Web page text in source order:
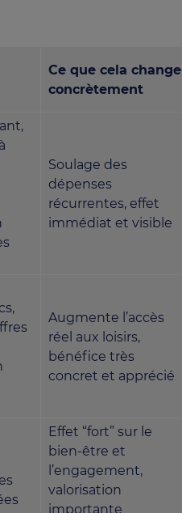
Ce que cela change
concrètement
Soulage des
dépenses
récurrentes, effet
immédiat et visible
Augmente l’accès
réel aux loisirs,
bénéfice très
concret et apprécié
Effet “fort” sur le
bien-être et
l’engagement,
valorisation
importante